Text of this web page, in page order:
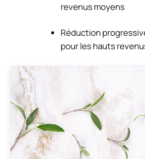
revenus moyens
Réduction
pour les hauts